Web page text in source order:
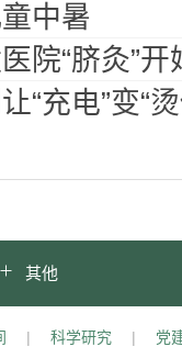
中暑
院“脐灸”
“充电”变“
其他
| 科学研究 | 党